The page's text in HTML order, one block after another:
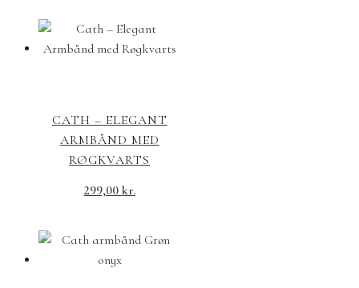
CATH – ELEGANT
ARMBÅND MED
RØGKVARTS
299,00 kr.